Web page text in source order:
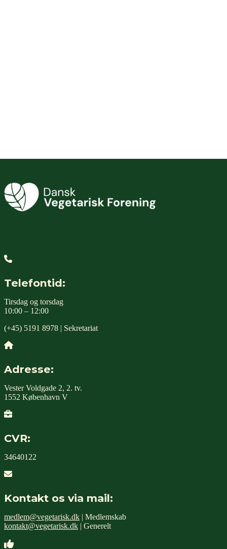
Telefontid:
Tirsdag og torsdag
10:00 – 12:00
(+45) 5191 8978 | Sekretariat
Adresse:
Vester Voldgade 2, 2. tv.
1552 København V
CVR:
34640122
Kontakt os via mail:
medlem@vegetarisk.dk | Medlemskab
kontakt@vegetarisk.dk | Generelt